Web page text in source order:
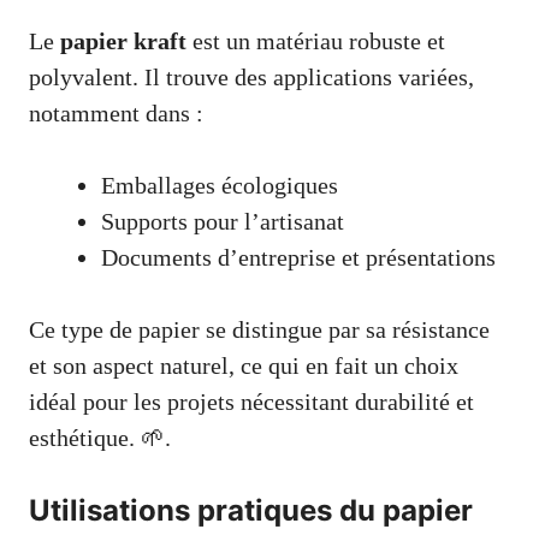
Le papier kraft est un matériau robuste et
polyvalent. Il trouve des applications variées,
notamment dans :
Emballages écologiques
Supports pour l’artisanat
Documents d’entreprise et présentations
Ce type de papier se distingue par sa résistance
et son aspect naturel, ce qui en fait un choix
idéal pour les projets nécessitant durabilité et
esthétique. 🌱.
Utilisations pratiques du papier